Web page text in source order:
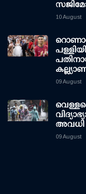
10 August
09 August
അവധി
09 August